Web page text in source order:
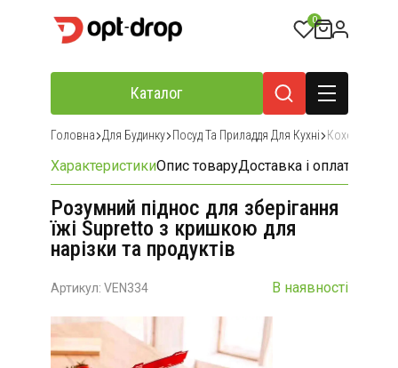
0
Каталог
Головна Для Будинку Посуд Та Приладдя Для Кухні Кохонне
ХарактеристикиОпис товаруДоставка і оплата
Розумний піднос для зберігання
їжі Supretto з кришкою для
нарізки та продуктів
Артикул: VEN334 В наявності